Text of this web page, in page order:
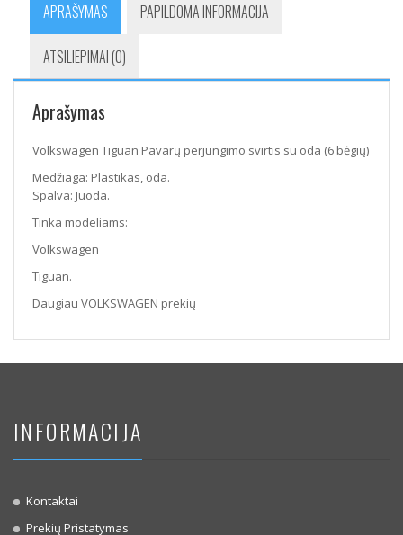
bėgių)
APRAŠYMAS PAPILDOMA INFORMACIJA
ATSILIEPIMAI (0)
Aprašymas
Volkswagen Tiguan Pavarų perjungimo svirtis su oda (6 bėgių)
Medžiaga: Plastikas, oda.
Spalva: Juoda.
Tinka modeliams:
Volkswagen
Tiguan.
Daugiau VOLKSWAGEN prekių
INFORMACIJA
Kontaktai
Prekių Pristatymas